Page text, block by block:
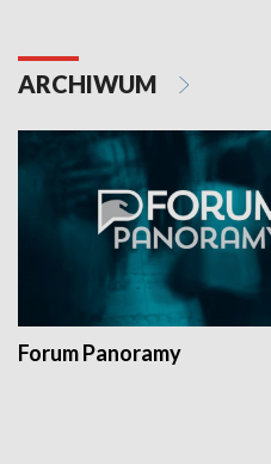
ARCHIWUM
Forum Panoramy